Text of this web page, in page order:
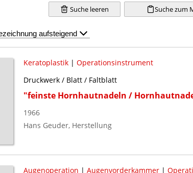
Suche leeren Suche zum
Keratoplastik| Operationsinstrument
Druckwerk / Blatt / Faltblatt
"feinste Hornhautnadeln /
1966
Hans Geuder, Herstellung
Augenoperation | Augenvorderkammer|